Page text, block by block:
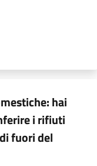
hai
i rifiuti
fuori del